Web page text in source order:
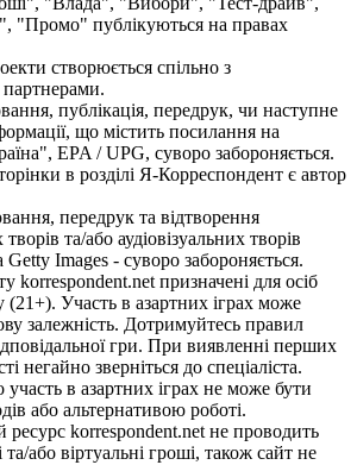
"Промо" публікуються на правах
створюється спільно з
публікація, передрук, чи наступне
що містить посилання на
EPA / UPG, суворо забороняється.
в розділі Я-Корреспондент є автор
передрук та відтворення
та/або аудіовізуальних творів
Images - суворо забороняється.
korrespondent.net призначені для осіб
(21+). Участь в азартних іграх може
залежність. Дотримуйтесь правил
гри. При виявленні перших
негайно зверніться до спеціаліста.
в азартних іграх не може бути
або альтернативою роботі.
ресурс korrespondent.net не проводить
та/або віртуальні гроші, також сайт не